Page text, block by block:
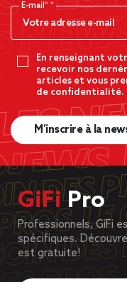
E-mail*
En renseignant
recevoir nos
articles et vous
de confidentialité.
M’inscrire à la
GiFiPro
Professionnels, GiFi
spécifiques.
est gratuite!